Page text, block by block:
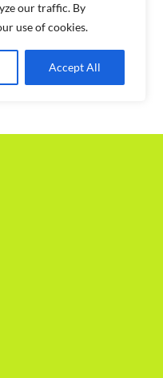
our traffic. By
use of cookies.
Accept All